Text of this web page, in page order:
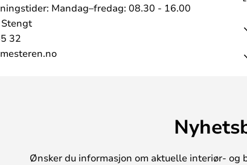
Mandag–fredag: 08.30 - 16.00
32
Ønsker du informasjon om aktuelle interiør- og